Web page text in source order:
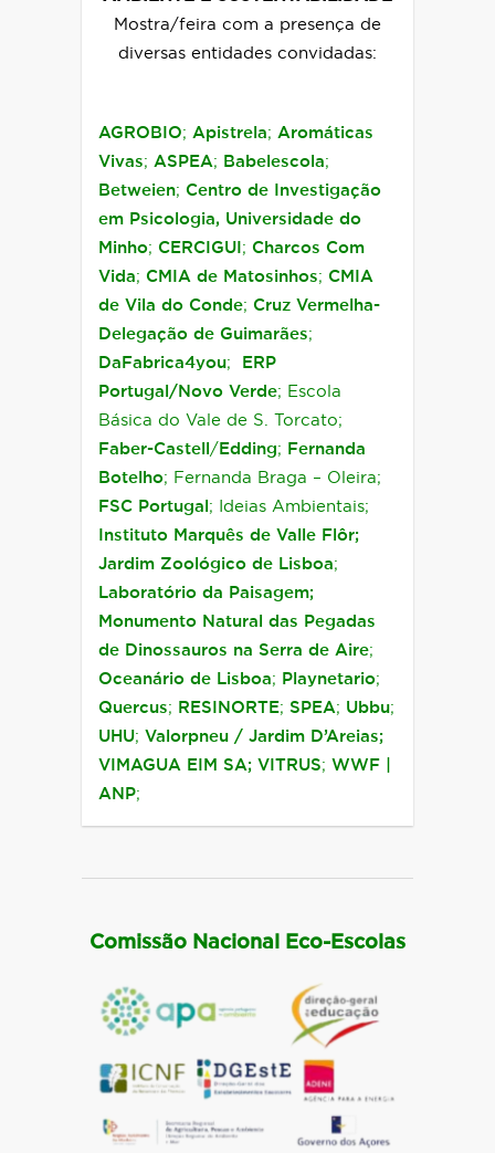
Mostra/feira com a presença de
diversas entidades convidadas:
AGROBIO; Apistrela; Aromáticas
Vivas; ASPEA; Babelescola;
Betweien; Centro de Investigação
em Psicologia, Universidade do
Minho; CERCIGUI ; Charcos Com
Vida; CMIA de Matosinhos; CMIA
de Vila do Conde; Cruz Vermelha-
Delegação de Guimarães;
DaFabrica4you;
ERP
Portugal/ Novo Verde; Escola
Básica do Vale de S. Torcato;
Faber-Castell / Edding; Fernanda
Botelho; Fernanda Braga – Oleira;
FSC Portugal ; Ideias Ambientais;
Instituto Marquês de Valle Flôr;
Jardim Zoológico de Lisboa;
Laboratório da Paisagem;
Monumento Natural das Pegadas
de Dinossauros na Serra de Aire;
Oceanário de Lisboa; Playnetario;
Quercus; RESINORTE; SPEA; Ubbu;
UHU; Valorpneu / Jardim D’Areias;
VIMAGUA EIM SA; VITRUS; WWF |
ANP;
Comissão Nacional Eco-Escolas